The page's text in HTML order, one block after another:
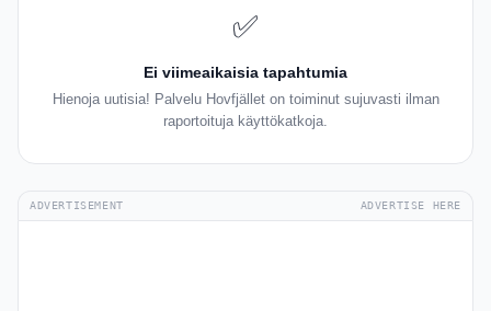
✅
Ei viimeaikaisia tapahtumia
Hienoja uutisia! Palvelu Hovfjället on toiminut sujuvasti ilman
raportoituja käyttökatkoja.
ADVERTISEMENT ADVERTISE HERE